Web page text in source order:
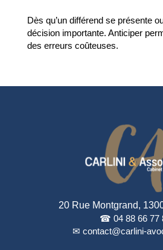
Dès qu’un différend se présente
décision importante. Anticiper
des erreurs coûteuses.
20 Rue Montgrand,
☎ 04 88 66 77
✉ contact@carlini-